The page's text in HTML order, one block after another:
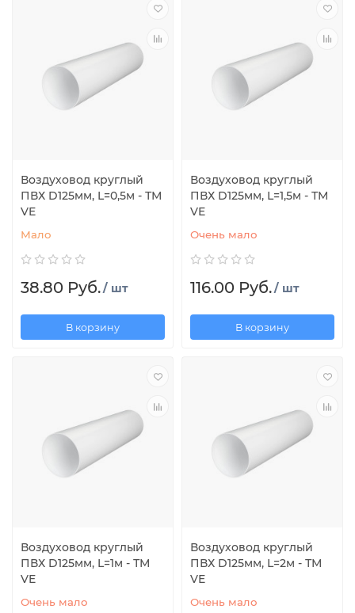
Воздуховод круглый
ПВХ D125мм, L=0,5м - ТМ
VE
Мало
38.80 Руб./ шт
В корзину
Воздуховод круглый
ПВХ D125мм, L=1,5м - ТМ
VE
Очень мало
116.00 Руб./ шт
В корзину
Воздуховод круглый
ПВХ D125мм, L=1м - ТМ
VE
Очень мало
Воздуховод круглый
ПВХ D125мм, L=2м - ТМ
VE
Очень мало